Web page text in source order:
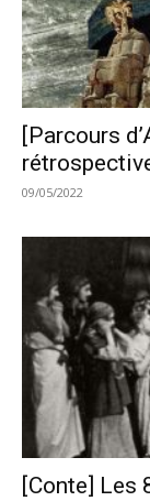
[Parcours
09/05/2022
[Conte] Les